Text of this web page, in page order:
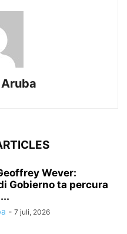
Wever:
Gobierno ta percura
- 7 juli, 2026